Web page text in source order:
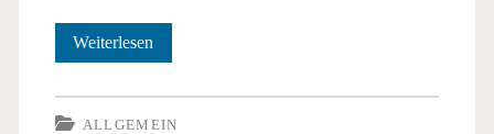
Weiterlesen
gefährden
ALLGEMEIN